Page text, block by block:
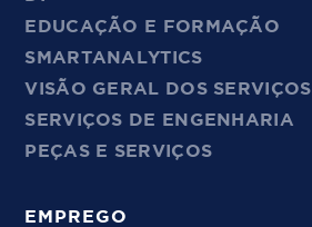
EDUCAÇÃO E FORMAÇÃO
SMARTANALYTICS
VISÃO GERAL DOS SERVIÇOS
SERVIÇOS DE ENGENHARIA
PEÇAS E SERVIÇOS
EMPREGO